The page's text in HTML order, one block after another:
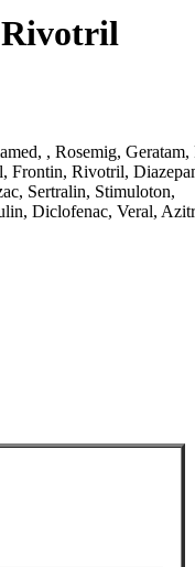
Rivotril
, Rosemig, Geratam,
Frontin, Rivotril,
Sertralin, Stimuloton,
Diclofenac, Veral,